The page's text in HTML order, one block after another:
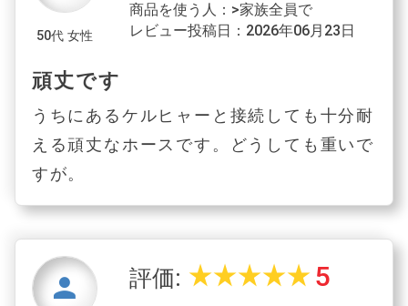
50代 女性
商品を使う人：>家族全員で
レビュー投稿日：2026年06月23日
頑丈です
うちにあるケルヒャーと接続しても十分耐
える頑丈なホースです。どうしても重いで
すが。
person 評価: star_ratestar_ratestar_ratestar_ratestar_rate 5